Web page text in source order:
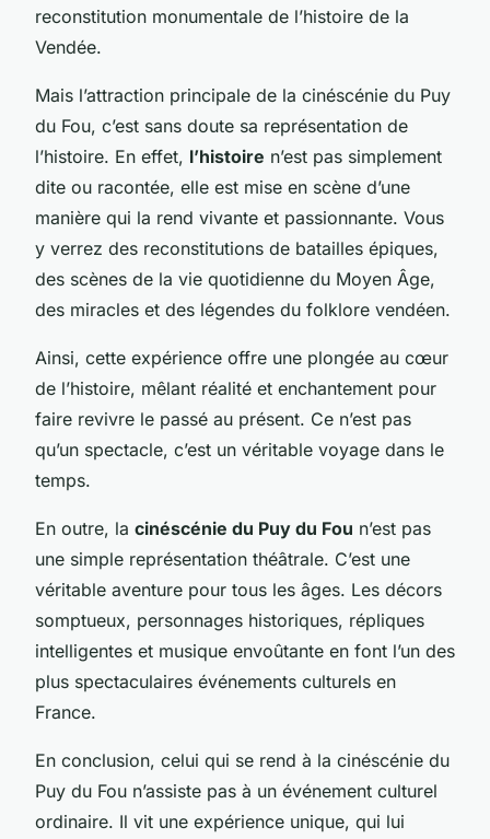
reconstitution monumentale de l’histoire de la
Vendée.
Mais l’attraction principale de la cinéscénie du Puy
du Fou, c’est sans doute sa représentation de
l’histoire. En effet, l’histoire n’est pas simplement
dite ou racontée, elle est mise en scène d’une
manière qui la rend vivante et passionnante. Vous
y verrez des reconstitutions de batailles épiques,
des scènes de la vie quotidienne du Moyen Âge,
des miracles et des légendes du folklore vendéen.
Ainsi, cette expérience offre une plongée au cœur
de l’histoire, mêlant réalité et enchantement pour
faire revivre le passé au présent. Ce n’est pas
qu’un spectacle, c’est un véritable voyage dans le
temps.
En outre, la cinéscénie du Puy du Fou n’est pas
une simple représentation théâtrale. C’est une
véritable aventure pour tous les âges. Les décors
somptueux, personnages historiques, répliques
intelligentes et musique envoûtante en font l’un des
plus spectaculaires événements culturels en
France.
En conclusion, celui qui se rend à la cinéscénie du
Puy du Fou n’assiste pas à un événement culturel
ordinaire. Il vit une expérience unique, qui lui